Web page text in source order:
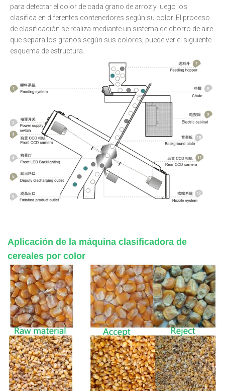
para detectar el color de cada grano de arroz y luego los
clasifica en diferentes contenedores según su color. El proceso
de clasificación se realiza mediante un sistema de chorro de aire
que separa los granos según sus colores, puede ver el siguiente
esquema de estructura.
Aplicación de la máquina clasificadora de
cereales por color